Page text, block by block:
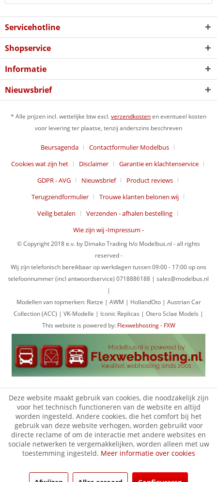
Servicehotline
Shopservice
Informatie
Nieuwsbrief
* Alle prijzen incl. wettelijke btw excl.verzendkostenen eventueel kosten
voor levering ter plaatse, tenzij anderszins beschreven
Beursagenda
Contactformulier Modelbus
Cookies wat zijn het
Disclaimer
Garantie en klachtenservice
GDPR - AVG
Nieuwsbrief
Product reviews
Terugzendformulier
Trouwe klanten belonen wij
Veilig betalen
Verzenden - afhalen bestelling
Wie zijn wij -Impressum -
© Copyright 2018 e.v. by Dimako Trading h/o Modelbus.nl - all rights
reserved -
Wij zijn telefonisch bereikbaar op werkdagen tussen 09:00 - 17:00 op ons
telefoonnummer (incl antwoordservice) 0718886188 | sales@modelbus.nl
|
Modellen van topmerken: Rietze | AWM | HollandOto | Austrian Car
Collection (ACC) | VK-Modelle | Iconic Replicas | Otero Sclae Models |
This website is powered by: Flexwebhosting - FXW
Deze website maakt gebruik van cookies, die noodzakelijk zijn
voor het technisch functioneren van de website en altijd
worden ingesteld. Andere cookies, die het comfort bij het
gebruik van deze website verhogen, worden gebruikt voor
directe reclame of om de interactie met andere websites en
sociale netwerken te vergemakkelijken, worden alleen met uw
toestemming ingesteld. Meer informatie over cookies